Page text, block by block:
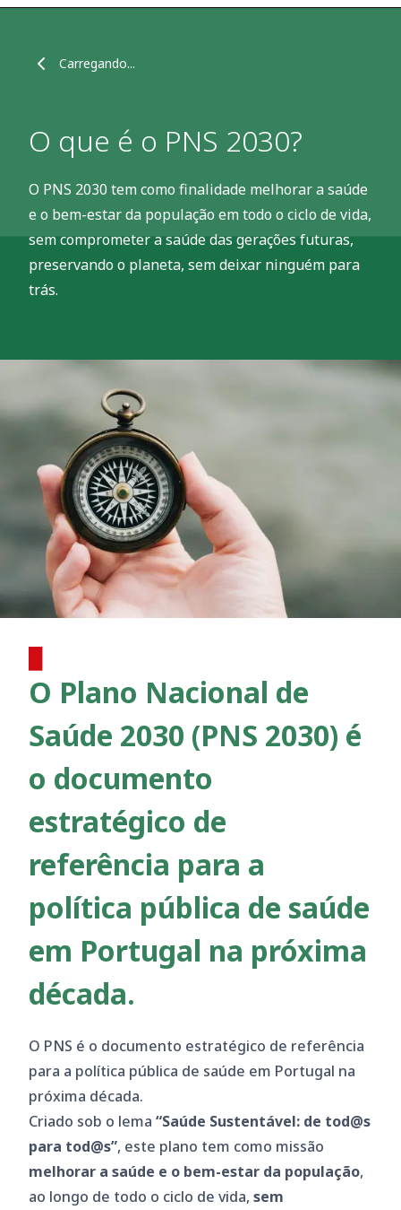
Carregando...
O que é o PNS 2030?
O PNS 2030 tem como finalidade melhorar a saúde
e o bem-estar da população em todo o ciclo de vida,
sem comprometer a saúde das gerações futuras,
preservando o planeta, sem deixar ninguém para
trás.
O Plano Nacional de
Saúde 2030 (PNS 2030) é
o documento
estratégico de
referência para a
política pública de saúde
em Portugal na próxima
década.
O PNS é o documento estratégico de referência
para a política pública de saúde em Portugal na
próxima década.
Criado sob o lema “Saúde Sustentável: de tod@s
para tod@s”, este plano tem como missão
melhorar a saúde e o bem-estar da população,
ao longo de todo o ciclo de vida, sem